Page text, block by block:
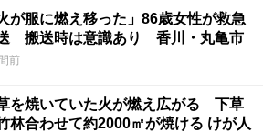
火が服に燃え移った」86歳女性が救急
搬送時は意識あり 香川・丸亀市
前
を焼いていた火が燃え広がる 下草
林合わせて約2000㎡が焼ける けが人